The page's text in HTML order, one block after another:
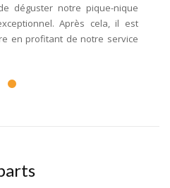
déguster notre pique-nique
Après cela, il est
en profitant de notre service